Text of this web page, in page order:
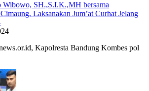
SH.,S.I.K.,MH bersama
Laksanakan Jum’at Curhat Jelang
Kapolresta Bandung Kombes pol